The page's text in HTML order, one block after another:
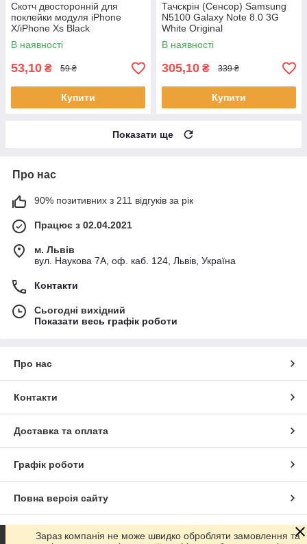
Скотч двосторонній для
поклейки модуля iPhone
X/iPhone Xs Black
В наявності
53,10 ₴ 59 ₴
Купити
Тачскрін (Сенсор) Samsung
N5100 Galaxy Note 8.0 3G
White Original
В наявності
305,10 ₴ 339 ₴
Купити
Показати ще
Про нас
90% позитивних з 211 відгуків за рік
Працює з 02.04.2021
м. Львів
вул. Наукова 7А, оф. каб. 124, Львів, Україна
Контакти
Сьогодні вихідний
Показати весь графік роботи
Про нас
Контакти
Доставка та оплата
Графік роботи
Повна версія сайту
Сайт створено на маркетплейсі Prom.ua
Зараз компанія не може швидко обробляти замовлення та